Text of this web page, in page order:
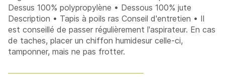
Dessus 100% polypropylène • Dessous 100% jute
Description • Tapis à poils ras Conseil d'entretien • Il
est conseillé de passer régulièrement l'aspirateur. En cas
de taches, placer un chiffon humidesur celle-ci,
tamponner, mais ne pas frotter.